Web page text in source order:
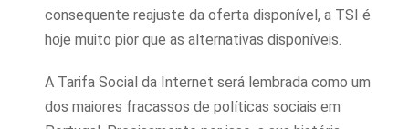
consequente reajuste da oferta disponível, a TSI é
hoje muito pior que as alternativas disponíveis.
A Tarifa Social da Internet será lembrada como um
dos maiores fracassos de políticas sociais em